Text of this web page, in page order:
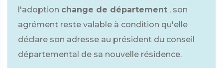
l'adoption change de département , son
agrément reste valable à condition qu'elle
déclare son adresse au président du conseil
départemental de sa nouvelle résidence.